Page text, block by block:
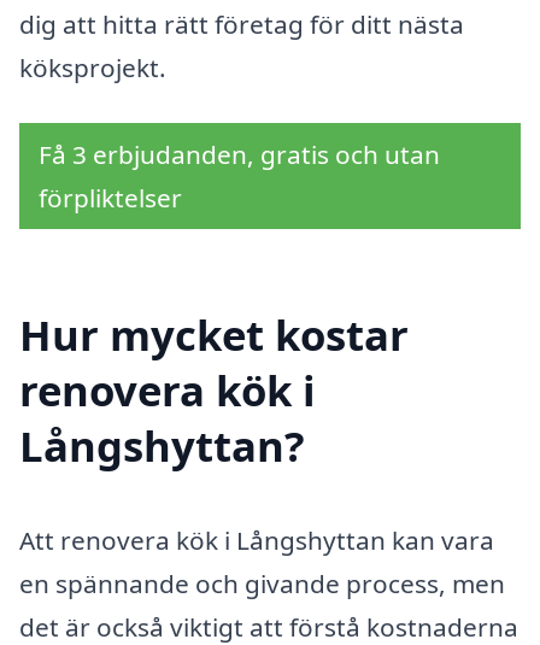
dig att hitta rätt företag för ditt nästa
köksprojekt.
Få 3 erbjudanden, gratis och utan
förpliktelser
Hur mycket kostar
renovera kök i
Långshyttan?
Att renovera kök i Långshyttan kan vara
en spännande och givande process, men
det är också viktigt att förstå kostnaderna